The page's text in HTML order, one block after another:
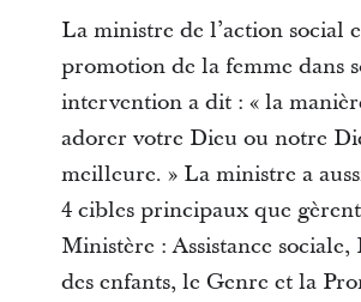
La ministre de l’action social
promotion de la femme dans
intervention a dit : « la
adorer votre Dieu ou notre
meilleure. » La ministre a
4 cibles principaux que
Ministère : Assistance
des enfants, le Genre et la